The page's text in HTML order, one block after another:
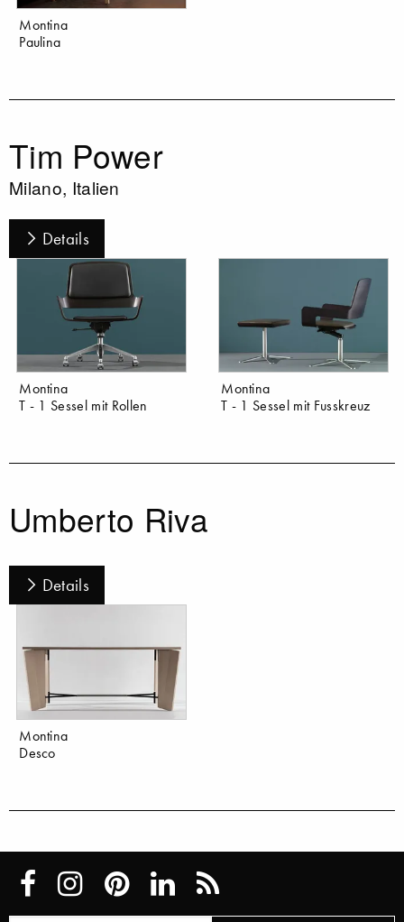
Montina
Paulina
Tim Power
Milano, Italien
Details
Montina
T - 1 Sessel mit Rollen
Montina
T - 1 Sessel mit Fusskreuz
Umberto Riva
Details
Montina
Desco